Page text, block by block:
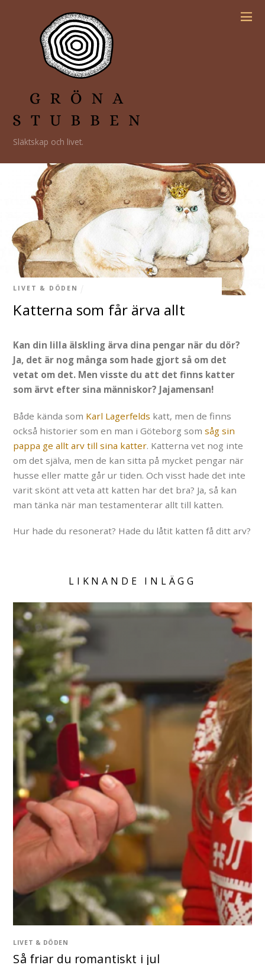
Släktskap och livet.
Katterna som får ärva allt
LIVET & DÖDEN
Kan din lilla älskling ärva dina pengar när du dör?
Ja, det är nog många som hade gjort så om det
vetat om det. Men visste du att det finns katter
som ärvt efter sina människor? Jajamensan!
Både kända som Karl Lagerfelds katt, men de finns
också historier som en man i Göteborg somsåg sin
pappa ge allt arv till sina katter. Katterna vet nog inte
om det själva, men de kan sitta på mycket pengar när
husse eller matte går ur tiden. Och visst hade det inte
varit skönt att veta att katten har det bra? Ja, så kan
man tänka när man testamenterar allt till katten.
Hur hade du resonerat? Hade du låtit katten få ditt arv?
LIKNANDE INLÄGG
LIVET & DÖDEN
Så friar du romantiskt i jul